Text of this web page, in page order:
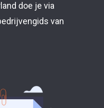
doe je via
van